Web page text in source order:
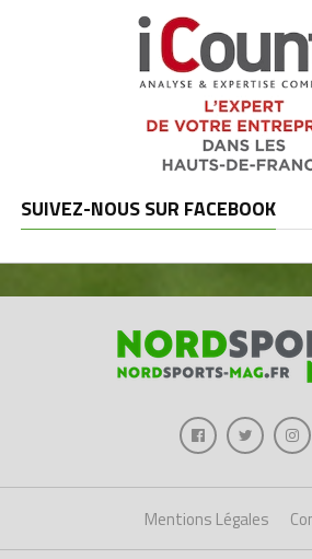
SUIVEZ-NOUS SUR FACEBOOK
Mentions Légales